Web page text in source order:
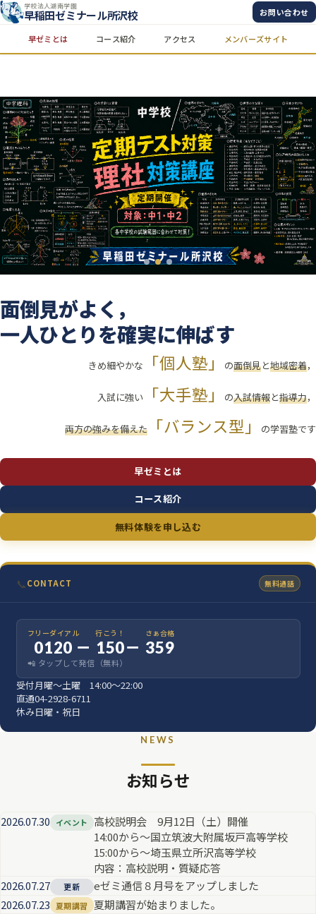
学校法人湖南学園
早稲田ゼミナール所沢校 お問い合わせ
早ゼミとは コース紹介 アクセス メンバーズサイト
面倒見がよく，
一人ひとりを確実に伸ばす
きめ細やかな 「個人塾」 の面倒見と地域密着，
入試に強い 「大手塾」 の入試情報と指導力，
両方の強みを備えた 「バランス型」 の学習塾です
早ゼミとは
コース紹介
無料体験を申し込む
📞CONTACT 無料通話
0120
フリーダイアル
－ 150
行こう！
－ 359
さぁ合格
📲 タップして発信（無料）
受付月曜〜土曜 14:00〜22:00
直通04-2928-6711
休み日曜・祝日
NEWS
お知らせ
2026.07.30 イベント
高校説明会 9月12日（土）開催
14:00から～国立筑波大附属坂戸高等学校
15:00から～埼玉県立所沢高等学校
内容：高校説明・質疑応答
2026.07.27
更新
eゼミ通信８月号をアップしました
2026.07.23 夏期講習 夏期講習が始まりました。